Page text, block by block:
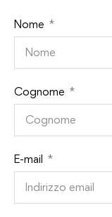
Nome
Cognome
E-mail